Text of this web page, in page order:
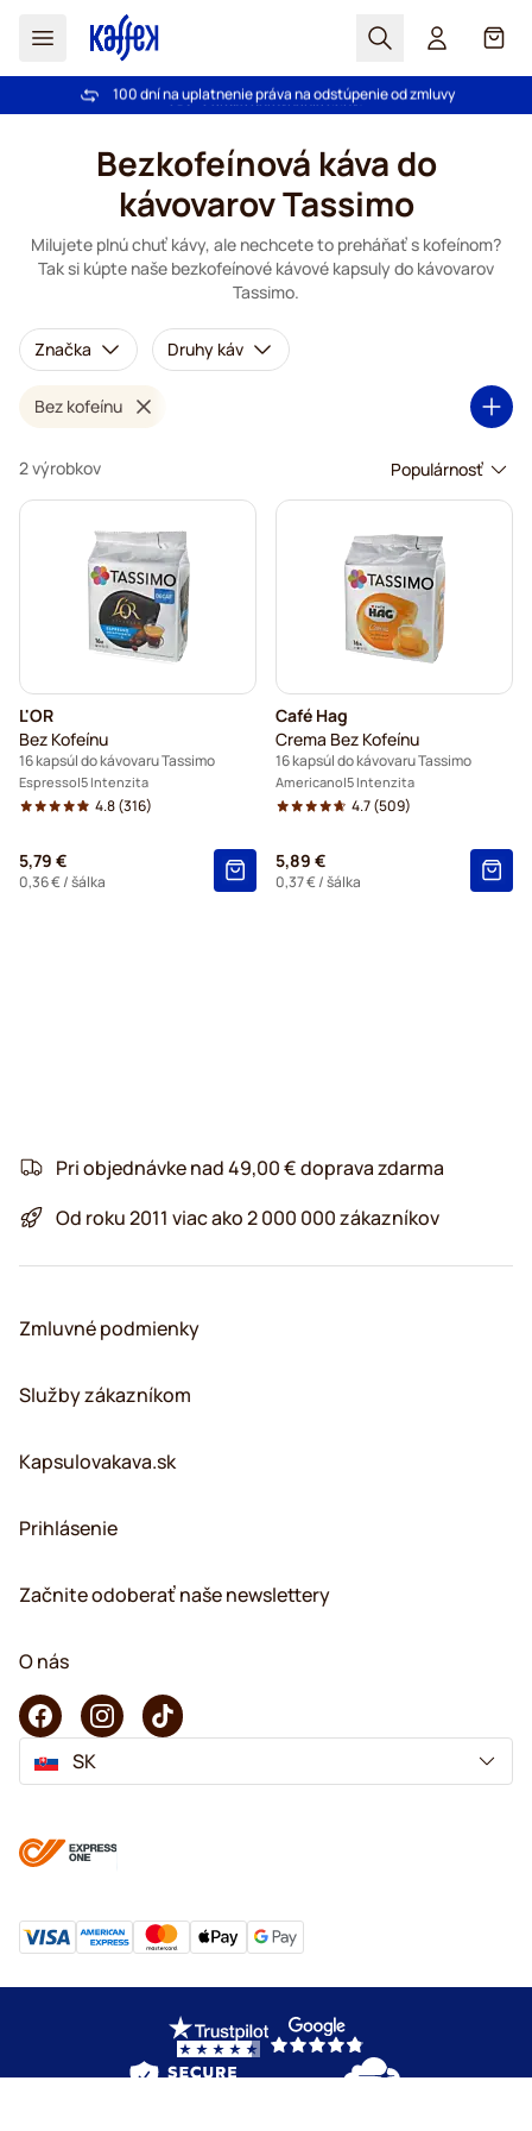
Hľadať Košík
Pri objednávke nad 49,00 € doprava zdarma
100 dní na uplatnenie práva na odstúpenie od zmluvy
Bezkofeínová káva do
kávovarov Tassimo
Milujete plnú chuť kávy, ale nechcete to preháňať s kofeínom?
Tak si kúpte naše bezkofeínové kávové kapsuly do kávovarov
Tassimo.
Značka Druhy káv
Bez kofeínu
2 výrobkov
L'OR
Bez Kofeínu
16 kapsúl do kávovaru Tassimo
Espresso 5 Intenzita
4.8(316)
5,79 €
0,36 €/ šálka
Café Hag
Crema Bez Kofeínu
16 kapsúl do kávovaru Tassimo
Americano 5 Intenzita
4.7(509)
5,89 €
0,37 €/ šálka
Pri objednávke nad 49,00 € doprava zdarma
Od roku 2011 viac ako 2 000 000 zákazníkov
Zmluvné podmienky
Služby zákazníkom
Kapsulovakava.sk
Prihlásenie
Začnite odoberať naše newslettery
O nás
SK